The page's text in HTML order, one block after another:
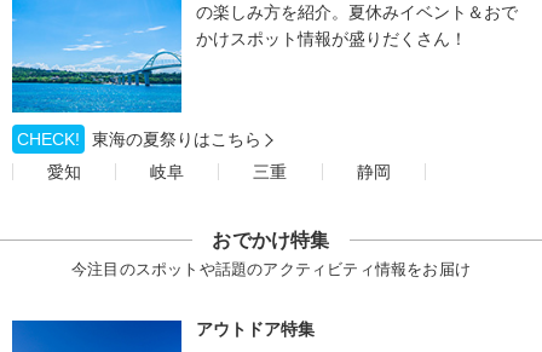
の楽しみ方を紹介。夏休みイベント＆おで
かけスポット情報が盛りだくさん！
CHECK!
東海の夏祭りはこちら
愛知
岐阜 三重 静岡
おでかけ特集
今注目のスポットや話題のアクティビティ情報をお届け
アウトドア特集